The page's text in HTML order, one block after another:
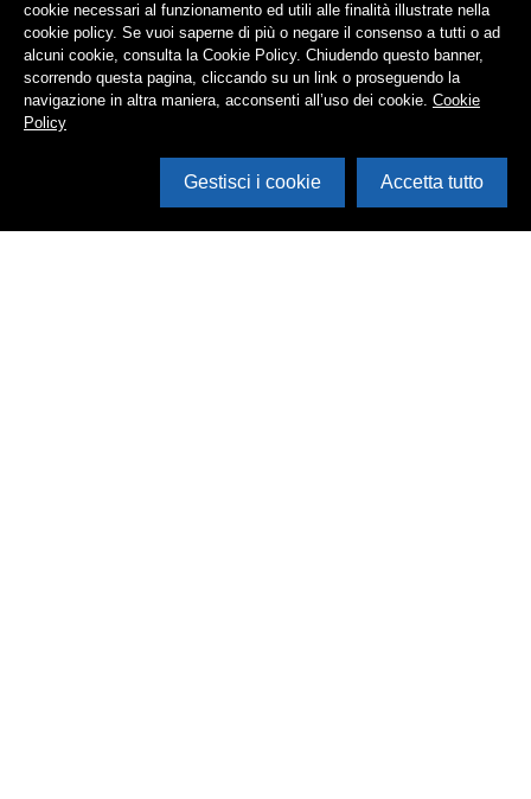
cookie necessari al funzionamento ed utili alle finalità illustrate nella
cookie policy. Se vuoi saperne di più o negare il consenso a tutti o ad
alcuni cookie, consulta la Cookie Policy. Chiudendo questo banner,
scorrendo questa pagina, cliccando su un link o proseguendo la
navigazione in altra maniera, acconsenti all’uso dei cookie. Cookie
Policy
Gestisci i cookie Accetta tutto